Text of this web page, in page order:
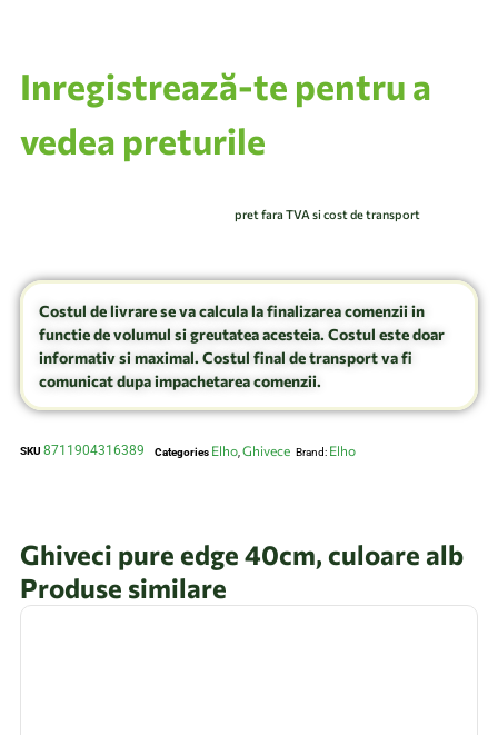
Inregistrează-te pentru a
vedea preturile
pret fara TVA si cost de transport
Costul de livrare se va calcula la finalizarea comenzii in
functie de volumul si greutatea acesteia. Costul este doar
informativ si maximal. Costul final de transport va fi
comunicat dupa impachetarea comenzii.
SKU 8711904316389 Categories Elho Ghivece Brand: Elho
Ghiveci pure edge 40cm, culoare alb
Produse similare